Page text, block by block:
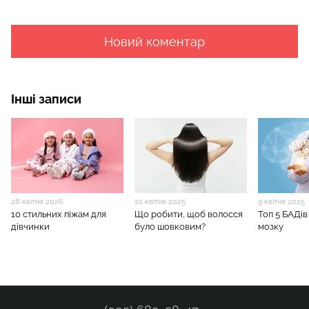
Новий коментар
Інші записи
28 квітня 2026
10 стильних піжам для
дівчинки
10 квітня 2025
Що робити, щоб волосся
було шовковим?
9 квітня 2025
Топ 5
мозку